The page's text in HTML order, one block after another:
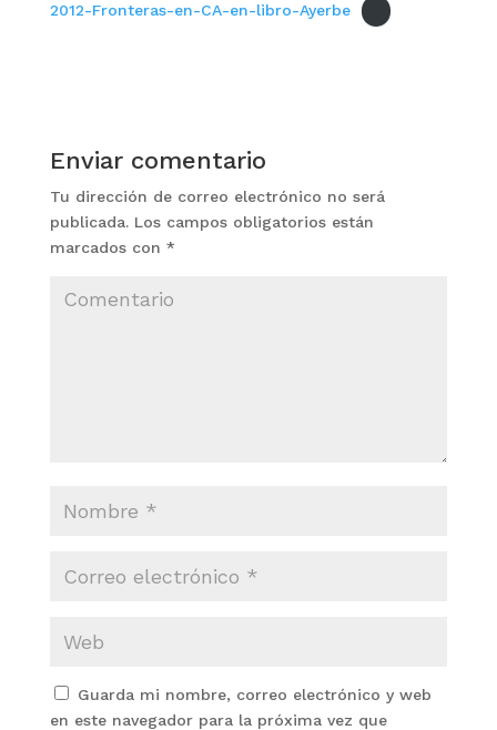
2012-Fronteras-en-CA-en-libro-Ayerbe
Enviar comentario
Tu dirección de correo electrónico no será
publicada.Los campos obligatorios están
marcados con *
Guarda mi nombre, correo electrónico y web
en este navegador para la próxima vez que